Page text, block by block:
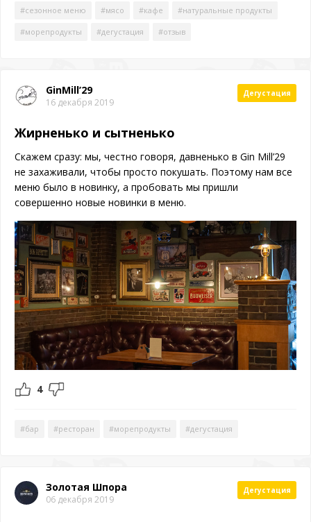
#сезонное меню #мясо #кафе #натуральные продукты
#морепродукты #дегустация #отзыв
GinMill’29
16 декабря 2019
Дегустация
Жирненько и сытненько
Скажем сразу: мы, честно говоря, давненько в Gin Mill’29
не захаживали, чтобы просто покушать. Поэтому нам все
меню было в новинку, а пробовать мы пришли
совершенно новые новинки в меню.
4
#бар #ресторан #морепродукты #дегустация
Золотая Шпора
06 декабря 2019
Дегустация